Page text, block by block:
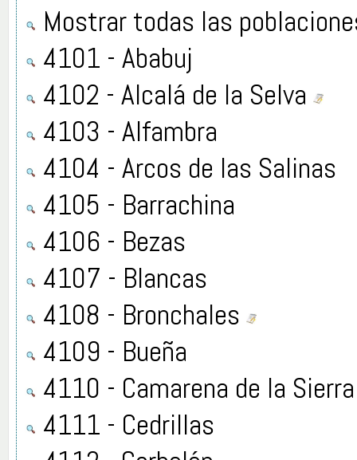
Mostrar todas las
4101 - Ababuj
4102 - Alcalá de la Selva
4103 - Alfambra
4104 - Arcos de las Salinas
4105 - Barrachina
4106 - Bezas
4107 - Blancas
4108 - Bronchales
4109 - Bueña
4110 - Camarena de la Sierra
4111 - Cedrillas